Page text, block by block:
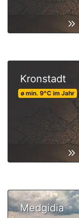
Kronstadt
ø min. 9°C im Jahr
Medgidia